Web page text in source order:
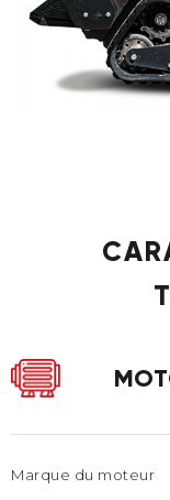
Marque du moteur